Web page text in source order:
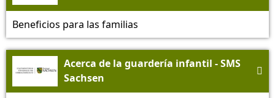
Beneficios para las familias
Acerca de la guardería infantil - SMS
Sachsen
